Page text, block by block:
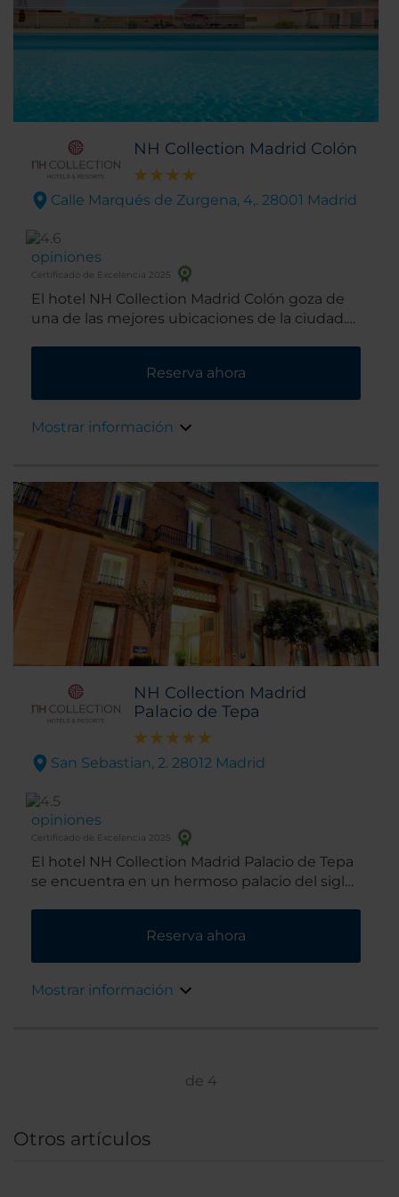
NH Collection Madrid Colón
Calle Marqués de Zurgena, 4,. 28001 Madrid
opiniones
Certificado de Excelencia 2025
El hotel NH Collection Madrid Colón goza de
una de las mejores ubicaciones de la ciudad.
restaurantes exclusivos de la llamada Milla de
Oro de Madrid y cerca de los mejores museos
El elegante edificio de los años 50 de nuestro
Platea, el nuevo espacio gastronómico de
Madrid que reúne varias estrellas Michelin.
Reserva ahora
Mostrar información
NH Collection Madrid
Palacio de Tepa
San Sebastian, 2. 28012 Madrid
opiniones
Certificado de Excelencia 2025
El hotel NH Collection Madrid Palacio de Tepa
se encuentra en un hermoso palacio del siglo
museos con algunas de las colecciones de
Reserva ahora
Mostrar información
de 4
Otros artículos